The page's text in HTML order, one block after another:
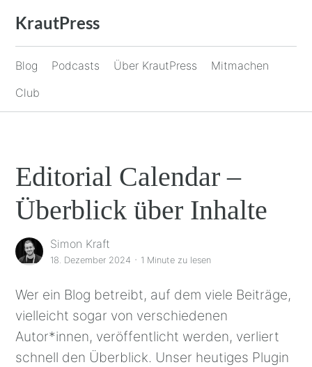
Inhalt
springen
KrautPress
Blog Podcasts Über KrautPress
Mitmachen
Club
Editorial Calendar –
Überblick über Inhalte
Simon Kraft
18. Dezember 2024 · 1 Minute zu lesen
Wer ein Blog betreibt, auf dem viele Beiträge,
vielleicht sogar von verschiedenen
Autor*innen, veröffentlicht werden, verliert
schnell den Überblick. Unser heutiges Plugin